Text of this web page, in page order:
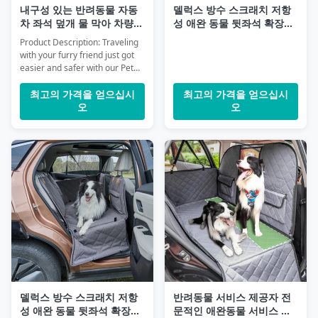
내구성 있는 반려동물 자동
차 좌석 덮개 물 막아 차량
포장 보호 여행 중에 애완동
물을 편안하고 깨끗하게 유
지
Product Description: Traveling
with your furry friend just got
easier and safer with our Pet
Safety Seat Cover, designed to
provide ultimate protection and
comfort during car rides.
Whether you have a small
Universal Pet Car Seat Cover is
crafted to fit most vehicles
seamlessly, ensuring that your
pet enjoys the journey while
your car’s interior stays clean
and damage-free. Made from
durable, high-quality materials,
this Dog Protective Car Seat C
최고의 가격을 얻으십시
오
델럭스 방수 스크래치 저항
성 애완 동물 뒷좌석 확장자
최고의 가격을 얻으십시
오
델럭스 방수 스크래치 저항
성 애완 동물 뒷좌석 확장자
반려동물 서비스 제공자 전
문적인 애완동물 서비스 제